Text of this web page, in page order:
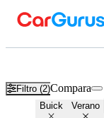
Filtro (2)Compara
Buick Verano